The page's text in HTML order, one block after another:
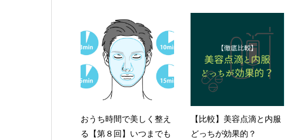
おうち時間で美しく整え
る【第８回】いつまでも
【比較】美容点滴と内服
どっちが効果的？